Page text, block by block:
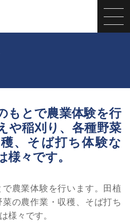
もとで農業体験を行
や稲刈り、各種野菜
、そば打ち体験な
様々です。
農業体験を行います。田植
の農作業・収穫、そば打ち
様々です。